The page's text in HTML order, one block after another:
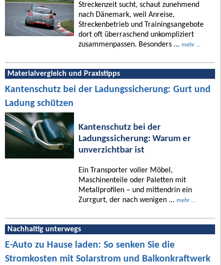
Streckenzeit sucht, schaut zunehmend
nach Dänemark, weil Anreise,
Streckenbetrieb und Trainingsangebote
dort oft überraschend unkompliziert
zusammenpassen. Besonders ... mehr ...
Materialvergleich und Praxistipps
Kantenschutz bei der Ladungssicherung: Gurt und
Ladung schützen
Kantenschutz bei der
Ladungssicherung: Warum er
unverzichtbar ist
Ein Transporter voller Möbel,
Maschinenteile oder Paletten mit
Metallprofilen – und mittendrin ein
Zurrgurt, der nach wenigen ... mehr ...
Nachhaltig unterwegs
E-Auto zu Hause laden: So senken Sie die
Stromkosten mit Solarstrom und Balkonkraftwerk